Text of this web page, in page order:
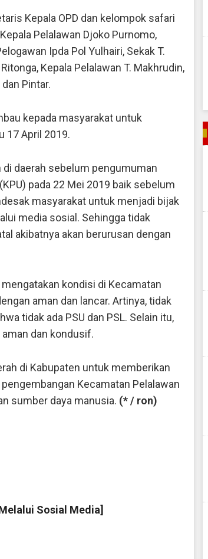
Kepala OPD dan kelompok safari
Pelalawan Djoko Purnomo,
Ipda Pol Yulhairi, Sekak T.
Kepala Pelalawan T. Makhrudin,
Pintar.
kepada masyarakat untuk
17 April 2019.
daerah sebelum pengumuman
pada 22 Mei 2019 baik sebelum
masyarakat untuk menjadi bijak
media sosial. Sehingga tidak
akibatnya akan berurusan dengan
kondisi di Kecamatan
aman dan lancar. Artinya, tidak
tidak ada PSU dan PSL. Selain itu,
dan kondusif.
di Kabupaten untuk memberikan
Kecamatan Pelalawan
sumber daya manusia. (* / ron)
Sosial Media]